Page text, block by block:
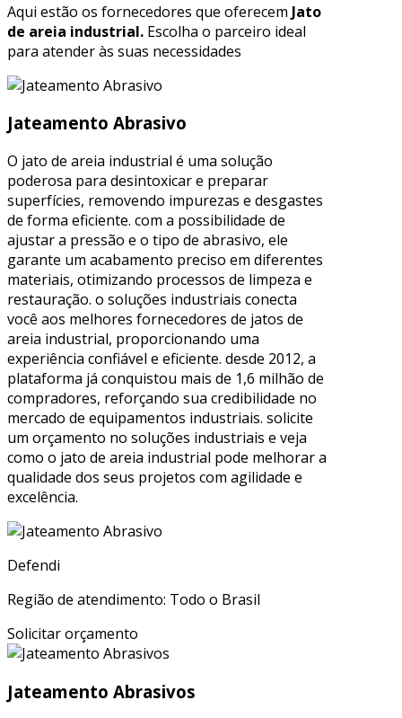
Aqui estão os fornecedores que oferecem Jato
de areia industrial. Escolha o parceiro ideal
para atender às suas necessidades
Jateamento Abrasivo
O jato de areia industrial é uma solução
poderosa para desintoxicar e preparar
superfícies, removendo impurezas e desgastes
de forma eficiente. com a possibilidade de
ajustar a pressão e o tipo de abrasivo, ele
garante um acabamento preciso em diferentes
materiais, otimizando processos de limpeza e
restauração. o soluções industriais conecta
você aos melhores fornecedores de jatos de
areia industrial, proporcionando uma
experiência confiável e eficiente. desde 2012, a
plataforma já conquistou mais de 1,6 milhão de
compradores, reforçando sua credibilidade no
mercado de equipamentos industriais. solicite
um orçamento no soluções industriais e veja
como o jato de areia industrial pode melhorar a
qualidade dos seus projetos com agilidade e
excelência.
Defendi
Região de atendimento: Todo o Brasil
Solicitar orçamento
Jateamento Abrasivos